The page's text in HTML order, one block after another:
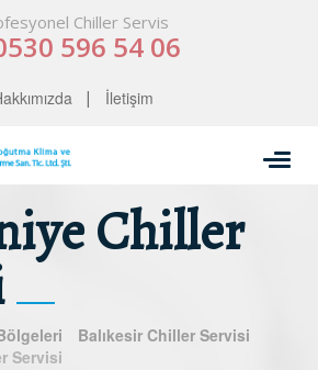
Chiller Servis
596 54 06
İletişim
Chiller
Balıkesir Chiller Servisi
Servisi